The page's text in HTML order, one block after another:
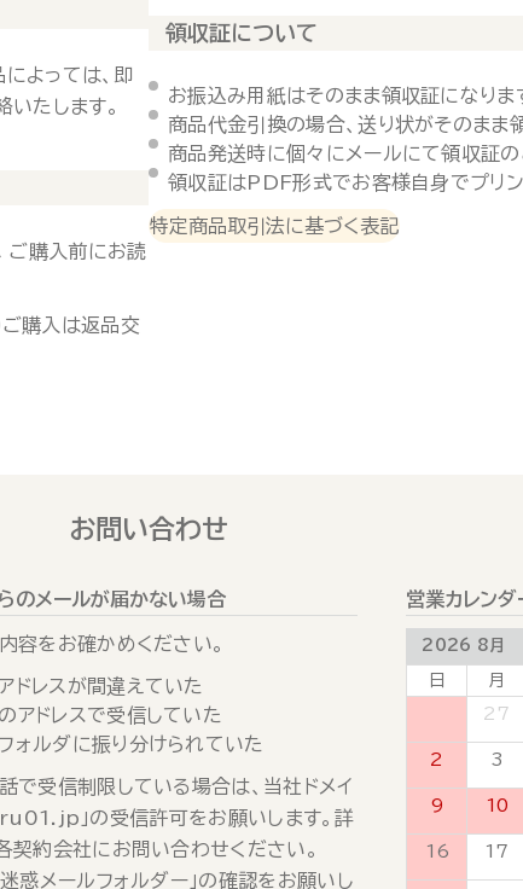
よっては、即
たします。
ご購入前にお読
購入は返品交
領収証について
お振込み用紙はそのまま領収証になりま
商品代金引換の場合、送り状がそのまま
商品発送時に個々にメールにて領収証の
領収証はPDF形式でお客様自身でプリン
特定商品取引法に基づく表記
お問い合わせ
のメールが届かない場合
容をお確かめください。
ドレスが間違えていた
アドレスで受信していた
ォルダに振り分けられていた
で受信制限している場合は、当社ドメイ
」の受信許可をお願いします。詳
契約会社にお問い合わせください。
迷惑メールフォルダー」の確認をお願いし
営業カレンダ
2026 8月
日 月
27
2 3
9 10
16 17